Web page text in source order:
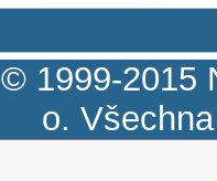
© 1999-2015
o.